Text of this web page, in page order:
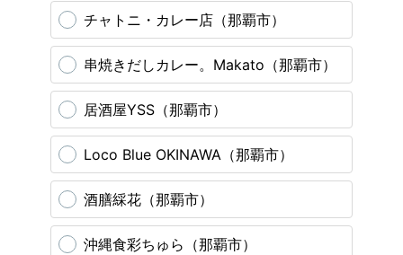
チャトニ・カレー店（那覇市）
串焼きだしカレー。Makato（那覇市）
居酒屋YSS（那覇市）
Loco Blue OKINAWA（那覇市）
酒膳綵花（那覇市）
沖縄食彩ちゅら（那覇市）